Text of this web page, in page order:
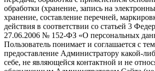
обработки (хранение, запись на
хранение, составление перечней,
действия в соответствии со статьей 3
27.06.2006 № 152-ФЗ «О персональных
Пользователь понимает и соглашается с
предоставление Администратору какой-
себе, не являющейся контактной и не